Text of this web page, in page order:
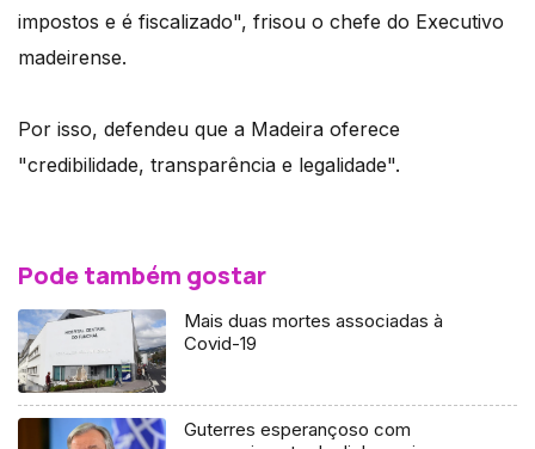
impostos e é fiscalizado", frisou o chefe do Executivo
madeirense.
Por isso, defendeu que a Madeira oferece
"credibilidade, transparência e legalidade".
Pode também gostar
Mais duas mortes associadas à
Covid-19
Guterres esperançoso com